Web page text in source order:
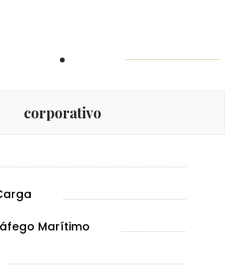
corporativo
Marítimo